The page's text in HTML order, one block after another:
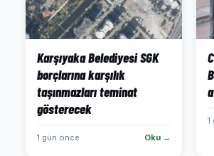
Karşıyaka Belediyesi SGK
borçlarına karşılık
taşınmazları teminat
gösterecek
1 gün önce Oku →
1